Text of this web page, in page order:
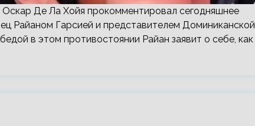
Де Ла Хойя прокомментировал сегодняшнее
Райаном Гарсией и представителем Доминиканской
в этом противостоянии Райан заявит о себе, как